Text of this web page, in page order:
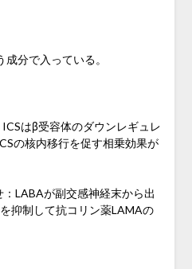
分で入っている。
はβ受容体のダウンレギュレ
の核内移行を促す相乗効果が
LABAが副交感神経末から出
抑制して抗コリン薬LAMAの